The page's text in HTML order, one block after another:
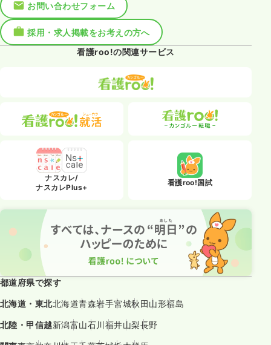
お問い合わせフォーム
採用・求人掲載をお考えの方へ
看護roo!の関連サービス
ナスカレ/
ナスカレPlus+
看護roo!国試
都道府県で探す
北海道・東北北海道青森岩手宮城秋田山形福島
北陸・甲信越新潟富山石川福井山梨長野